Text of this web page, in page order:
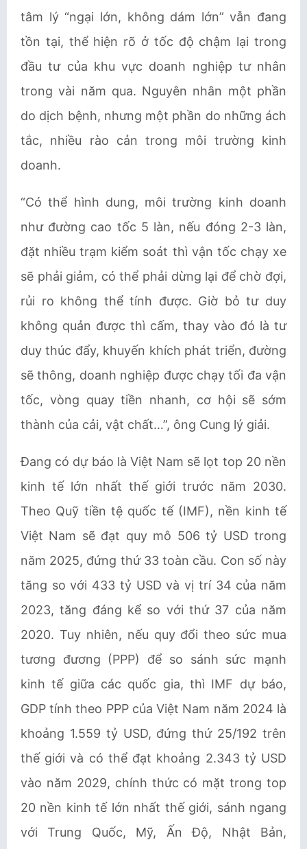
tâm lý “ngại lớn, không dám lớn” vẫn đang
tồn tại, thể hiện rõ ở tốc độ chậm lại trong
đầu tư của khu vực doanh nghiệp tư nhân
trong vài năm qua. Nguyên nhân một phần
do dịch bệnh, nhưng một phần do những ách
tắc, nhiều rào cản trong môi trường kinh
doanh.
“Có thể hình dung, môi trường kinh doanh
như đường cao tốc 5 làn, nếu đóng 2-3 làn,
đặt nhiều trạm kiểm soát thì vận tốc chạy xe
sẽ phải giảm, có thể phải dừng lại để chờ đợi,
rủi ro không thể tính được. Giờ bỏ tư duy
không quản được thì cấm, thay vào đó là tư
duy thúc đẩy, khuyến khích phát triển, đường
sẽ thông, doanh nghiệp được chạy tối đa vận
tốc, vòng quay tiền nhanh, cơ hội sẽ sớm
thành của cải, vật chất…”, ông Cung lý giải.
Đang có dự báo là Việt Nam sẽ lọt top 20 nền
kinh tế lớn nhất thế giới trước năm 2030.
Theo Quỹ tiền tệ quốc tế (IMF), nền kinh tế
Việt Nam sẽ đạt quy mô 506 tỷ USD trong
năm 2025, đứng thứ 33 toàn cầu. Con số này
tăng so với 433 tỷ USD và vị trí 34 của năm
2023, tăng đáng kể so với thứ 37 của năm
2020. Tuy nhiên, nếu quy đổi theo sức mua
tương đương (PPP) để so sánh sức mạnh
kinh tế giữa các quốc gia, thì IMF dự báo,
GDP tính theo PPP của Việt Nam năm 2024 là
khoảng 1.559 tỷ USD, đứng thứ 25/192 trên
thế giới và có thể đạt khoảng 2.343 tỷ USD
vào năm 2029, chính thức có mặt trong top
20 nền kinh tế lớn nhất thế giới, sánh ngang
với Trung Quốc, Mỹ, Ấn Độ, Nhật Bản,